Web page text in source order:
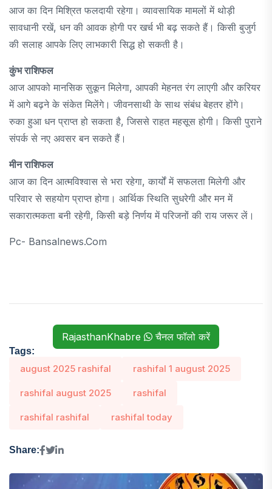
आज का दिन मिश्रित फलदायी रहेगा। व्यावसायिक मामलों में थोड़ी
सावधानी रखें, धन की आवक होगी पर खर्च भी बढ़ सकते हैं। किसी बुजुर्ग
की सलाह आपके लिए लाभकारी सिद्ध हो सकती है।
कुंभ राशिफल
आज आपको मानसिक सुकून मिलेगा, आपकी मेहनत रंग लाएगी और करियर
में आगे बढ़ने के संकेत मिलेंगे। जीवनसाथी के साथ संबंध बेहतर होंगे।
रुका हुआ धन प्राप्त हो सकता है, जिससे राहत महसूस होगी। किसी पुराने
संपर्क से नए अवसर बन सकते हैं।
मीन राशिफल
आज का दिन आत्मविश्वास से भरा रहेगा, कार्यों में सफलता मिलेगी और
परिवार से सहयोग प्राप्त होगा। आर्थिक स्थिति सुधरेगी और मन में
सकारात्मकता बनी रहेगी, किसी बड़े निर्णय में परिजनों की राय जरूर लें।
Pc- Bansalnews.com
RajasthanKhabre चैनल फॉलो करें
Tags:
august 2025 rashifal rashifal 1 august 2025
rashifal august 2025 rashifal
rashifal rashifal rashifal today
Share: